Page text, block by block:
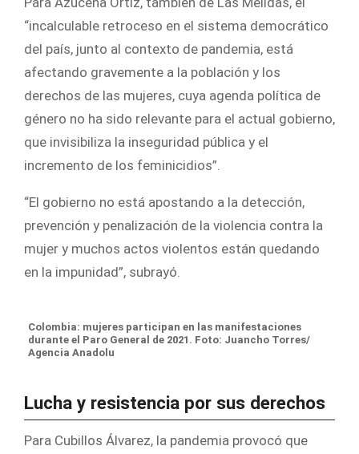
“incalculable retroceso en el sistema democrático
del país, junto al contexto de pandemia, está
afectando gravemente a la población y los
derechos de las mujeres, cuya agenda política de
género no ha sido relevante para el actual gobierno,
que invisibiliza la inseguridad pública y el
incremento de los feminicidios”.
“El gobierno no está apostando a la detección,
prevención y penalización de la violencia contra la
mujer y muchos actos violentos están quedando
en la impunidad”, subrayó.
Colombia: mujeres participan en las manifestaciones
durante el Paro General de 2021. Foto: Juancho Torres/
Agencia Anadolu
Lucha y resistencia por sus derechos
Para Cubillos Álvarez, la pandemia provocó que